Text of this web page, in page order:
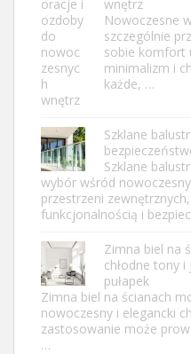
wnętrz
Nowoczesne
szczególnie
sobie komfort
minimalizm i
każde, …
Szklane
Szklane
wybór wśród
przestrzeni
funkcjonalnością i
Zimna biel na
chłodne tony
pułapek
Zimna biel na ścianach
nowoczesny i elegancki
zastosowanie może
…